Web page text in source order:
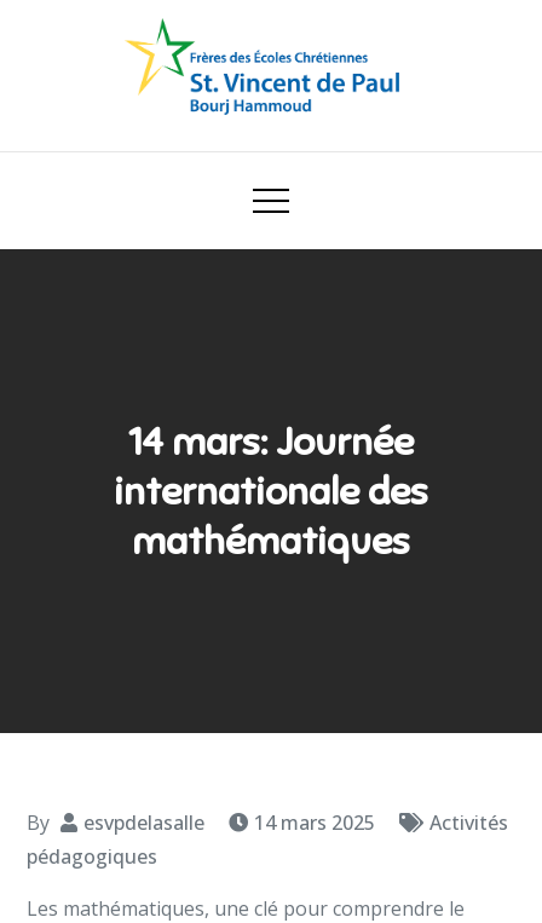
Ecole Saint Vincent de Paul
14 mars: Journée
internationale des
mathématiques
By esvpdelasalle 14 mars 2025
Activités
pédagogiques
Les mathématiques, une clé pour comprendre le